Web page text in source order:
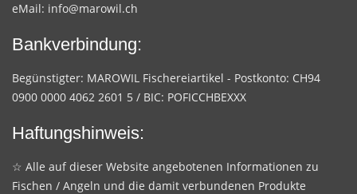
eMail: info@marowil.ch
Bankverbindung:
Begünstigter: MAROWIL Fischereiartikel - Postkonto: CH94
0900 0000 4062 2601 5 / BIC: POFICCHBEXXX
Haftungshinweis:
☆ Alle auf dieser Website angebotenen Informationen zu
Fischen / Angeln und die damit verbundenen Produkte